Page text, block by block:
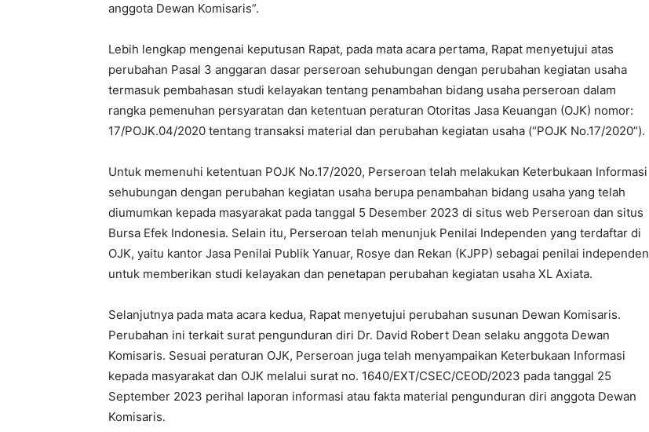
anggota Dewan Komisaris”.
Lebih lengkap mengenai keputusan Rapat, pada mata acara pertama, Rapat menyetujui atas
perubahan Pasal 3 anggaran dasar perseroan sehubungan dengan perubahan kegiatan usaha
termasuk pembahasan studi kelayakan tentang penambahan bidang usaha perseroan dalam
rangka pemenuhan persyaratan dan ketentuan peraturan Otoritas Jasa Keuangan (OJK) nomor:
17/POJK.04/2020 tentang transaksi material dan perubahan kegiatan usaha (“POJK No.17/2020”).
Untuk memenuhi ketentuan POJK No.17/2020, Perseroan telah melakukan Keterbukaan Informasi
sehubungan dengan perubahan kegiatan usaha berupa penambahan bidang usaha yang telah
diumumkan kepada masyarakat pada tanggal 5 Desember 2023 di situs web Perseroan dan situs
Bursa Efek Indonesia. Selain itu, Perseroan telah menunjuk Penilai Independen yang terdaftar di
OJK, yaitu kantor Jasa Penilai Publik Yanuar, Rosye dan Rekan (KJPP) sebagai penilai independen
untuk memberikan studi kelayakan dan penetapan perubahan kegiatan usaha XL Axiata.
Selanjutnya pada mata acara kedua, Rapat menyetujui perubahan susunan Dewan Komisaris.
Perubahan ini terkait surat pengunduran diri Dr. David Robert Dean selaku anggota Dewan
Komisaris. Sesuai peraturan OJK, Perseroan juga telah menyampaikan Keterbukaan Informasi
kepada masyarakat dan OJK melalui surat no. 1640/EXT/CSEC/CEOD/2023 pada tanggal 25
September 2023 perihal laporan informasi atau fakta material pengunduran diri anggota Dewan
Komisaris.